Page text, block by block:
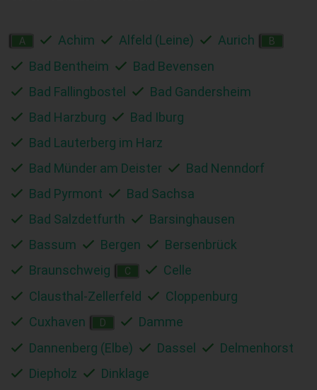
A Achim Alfeld (Leine) Aurich B
Bad Bentheim
Bad Bevensen
Bad Fallingbostel
Bad Gandersheim
Bad Harzburg
Bad Iburg
Bad Lauterberg im Harz
Bad Münder am Deister
Bad Nenndorf
Bad Pyrmont
Bad Sachsa
Bad Salzdetfurth
Barsinghausen
Bassum
Bergen
Bersenbrück
Braunschweig
C
Celle
Clausthal-Zellerfeld
Cloppenburg
Cuxhaven
D
Damme
Dannenberg (Elbe)
Dassel
Delmenhorst
Diepholz
Dinklage